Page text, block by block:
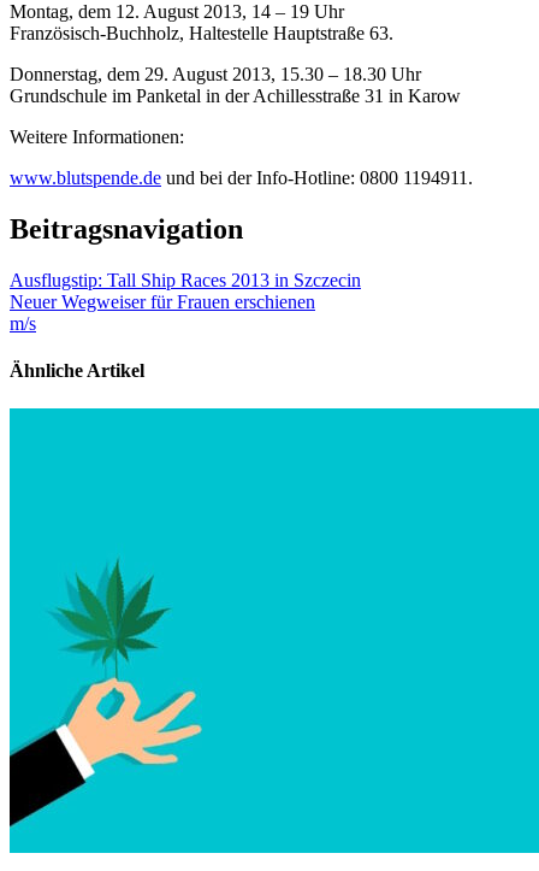
Montag, dem 12. August 2013, 14 – 19 Uhr
Französisch-Buchholz, Haltestelle Hauptstraße 63.
Donnerstag, dem 29. August 2013, 15.30 – 18.30 Uhr
Grundschule im Panketal in der Achillesstraße 31 in Karow
Weitere Informationen:
www.blutspende.de und bei der Info-Hotline: 0800 1194911.
Beitragsnavigation
Ausflugstip: Tall Ship Races 2013 in Szczecin
Neuer Wegweiser für Frauen erschienen
m/s
Ähnliche Artikel